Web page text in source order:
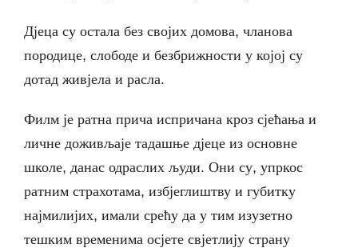
Дјеца су остала без својих домова, чланова
породице, слободе и безбрижности у којој су
дотад живјела и расла.
Филм је ратна прича испричана кроз сјећања и
личне доживљаје тадашње дјеце из основне
школе, данас одраслих људи. Они су, упркос
ратним страхотама, избјеглиштву и губитку
најмилијих, имали срећу да у тим изузетно
тешким временима осјете свјетлију страну